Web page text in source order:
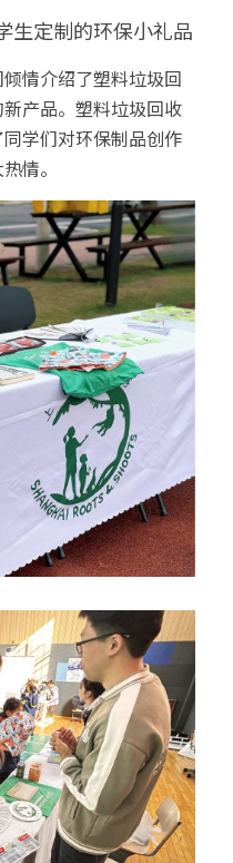
生定制的环保小礼品
情介绍了塑料垃圾回
产品。塑料垃圾回收
学们对环保制品创作
情。